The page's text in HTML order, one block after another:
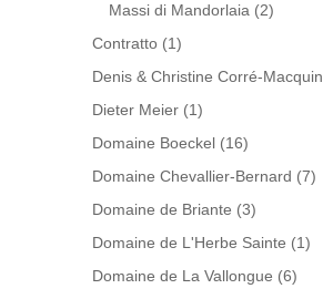
Massi di Mandorlaia (2)
Contratto (1)
Denis & Christine Corré-Macquin
Dieter Meier (1)
Domaine Boeckel (16)
Domaine Chevallier-Bernard (7)
Domaine de Briante (3)
Domaine de L'Herbe Sainte (1)
Domaine de La Vallongue (6)